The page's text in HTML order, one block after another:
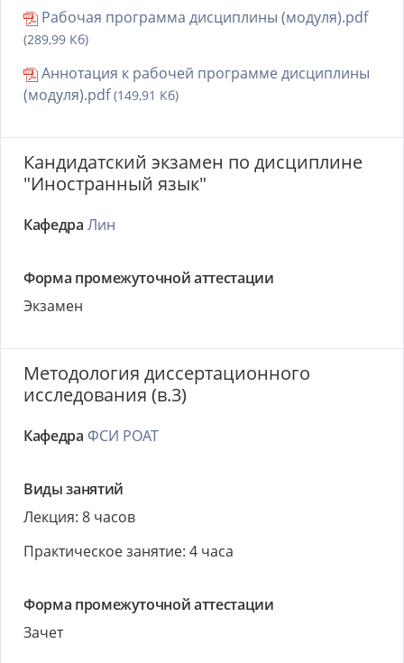
Рабочая программа дисциплины (модуля).pdf
(289,99 Кб)
Аннотация к рабочей программе дисциплины
(модуля).pdf(149,91 Кб)
Кандидатский экзамен по дисциплине
"Иностранный язык"
Кафедра Лин
Форма промежуточной аттестации
Экзамен
Методология диссертационного
исследования (в.3)
Кафедра ФСИ РОАТ
Виды занятий
Лекция: 8 часов
Практическое занятие: 4 часа
Форма промежуточной аттестации
Зачет